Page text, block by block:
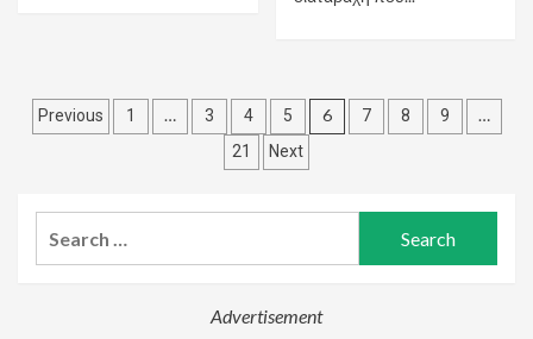
Posts
Previous 1 … 3 4 5 6 7 8 9 …
21 Next
Advertisement